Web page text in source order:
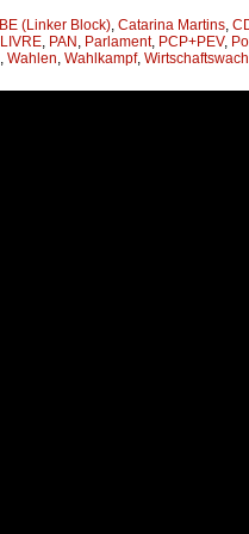
BE (Linker Block), Catarina Martins,
LIVRE, PAN , Parlament, PCP+PEV,
, Wahlen, Wahlkampf,